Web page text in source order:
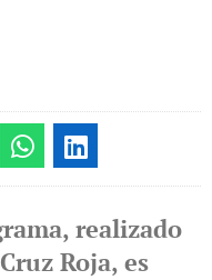
realizado
Roja, es